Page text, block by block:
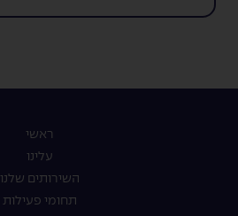
ראשי
עלינו
השירותים שלנו
תחומי פעילות